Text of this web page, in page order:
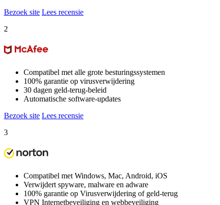
Bezoek site Lees recensie
2
Compatibel met alle grote besturingssystemen
100% garantie op virusverwijdering
30 dagen geld-terug-beleid
Automatische software-updates
Bezoek site Lees recensie
3
Compatibel met Windows, Mac, Android, iOS
Verwijdert spyware, malware en adware
100% garantie op Virusverwijdering of geld-terug
VPN Internetbeveiliging en webbeveiliging